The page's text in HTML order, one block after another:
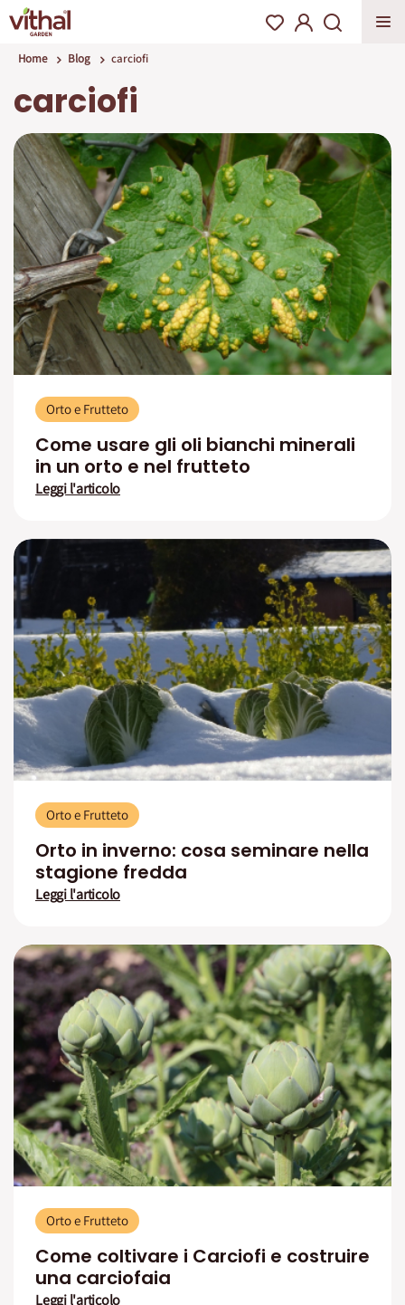
Home Blog carciofi
carciofi
Orto e Frutteto
Come usare gli oli bianchi minerali
in un orto e nel frutteto
Leggi l'articolo
Orto e Frutteto
Orto in inverno: cosa seminare nella
stagione fredda
Leggi l'articolo
Orto e Frutteto
Come coltivare i Carciofi e costruire
una carciofaia
Leggi l'articolo